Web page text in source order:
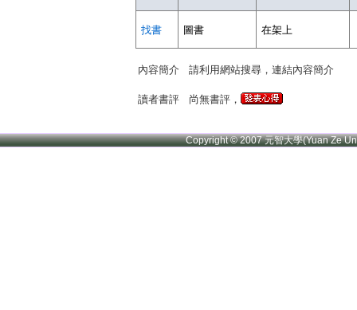
找書 圖書 在架上
內容簡介 請利用網站搜尋，連結內容簡介
讀者書評 尚無書評，
Copyright © 2007 元智大學(Yuan Ze